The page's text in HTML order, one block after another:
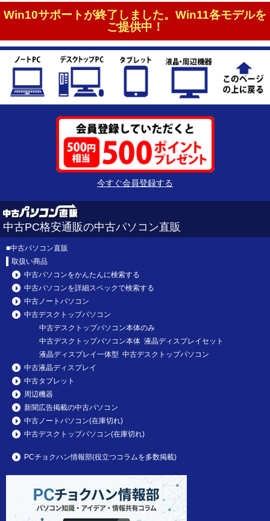
Win10サポートが終了しました。Win11各モデルを
ご提供中！
今すぐ会員登録する
中古PC格安通販の中古パソコン直販
■中古パソコン直販
取扱い商品
中古パソコンをかんたんに検索する
中古パソコンを詳細スペックで検索する
中古ノートパソコン
中古デスクトップパソコン
中古デスクトップパソコン本体のみ
中古デスクトップパソコン本体 液晶ディスプレイセット
液晶ディスプレイ一体型 中古デスクトップパソコン
中古液晶ディスプレイ
中古タブレット
周辺機器
新聞広告掲載の中古パソコン
中古ノートパソコン(在庫切れ)
中古デスクトップパソコン(在庫切れ)
PCチョクハン情報部(役立つコラムを多数掲載)